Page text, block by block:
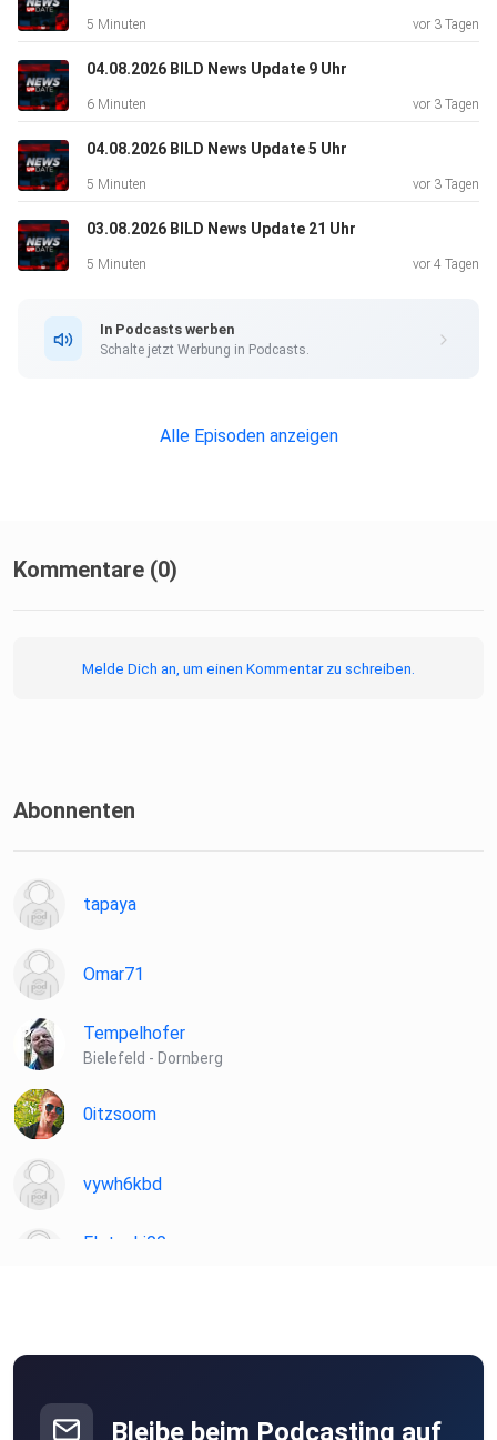
5 Minuten vor 3 Tagen
04.08.2026 BILD News Update 9 Uhr
6 Minuten vor 3 Tagen
04.08.2026 BILD News Update 5 Uhr
5 Minuten vor 3 Tagen
03.08.2026 BILD News Update 21 Uhr
5 Minuten vor 4 Tagen
In Podcasts werben
Schalte jetzt Werbung in Podcasts.
Alle Episoden anzeigen
Kommentare (0)
Melde Dich an, um einen Kommentar zu schreiben.
Abonnenten
tapaya
Omar71
Tempelhofer
Bielefeld - Dornberg
0itzsoom
vywh6kbd
Flotschi00
Bleibe beim Podcasting auf